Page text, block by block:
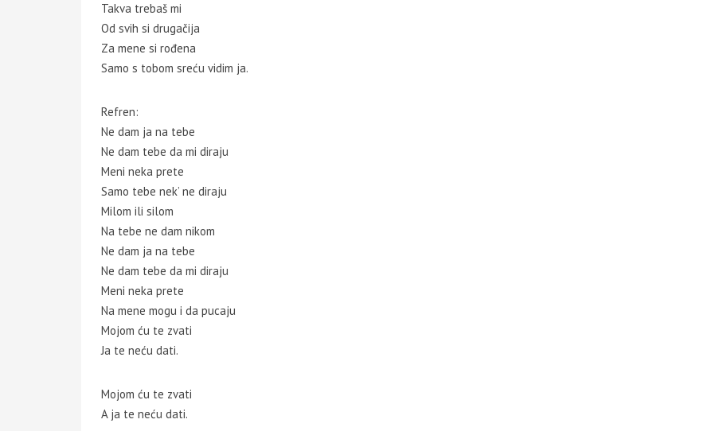
Takva trebaš mi
Od svih si drugačija
Za mene si rođena
Samo s tobom sreću vidim ja.
Refren:
Ne dam ja na tebe
Ne dam tebe da mi diraju
Meni neka prete
Samo tebe nek’ ne diraju
Milom ili silom
Na tebe ne dam nikom
Ne dam ja na tebe
Ne dam tebe da mi diraju
Meni neka prete
Na mene mogu i da pucaju
Mojom ću te zvati
Ja te neću dati.
Mojom ću te zvati
A ja te neću dati.